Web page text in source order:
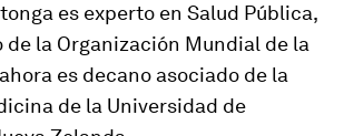
es experto en Salud Pública,
de la Organización Mundial de la
es decano asociado de la
de la Universidad de